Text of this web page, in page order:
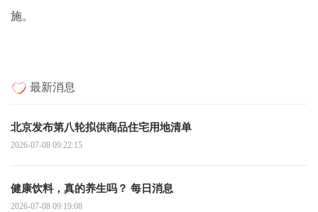
施。
最新消息
北京发布第八轮拟供商品住宅用地清单
2026-07-08 09:22:15
健康饮料，真的养生吗？ 每日消息
2026-07-08 09:19:08